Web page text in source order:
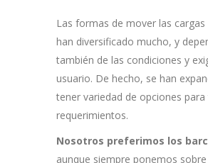
Las formas de mover las cargas
han diversificado mucho, y
también de las condiciones y
usuario. De hecho, se han
tener variedad de opciones
requerimientos.
Nosotros preferimos los
aunque siempre ponemos